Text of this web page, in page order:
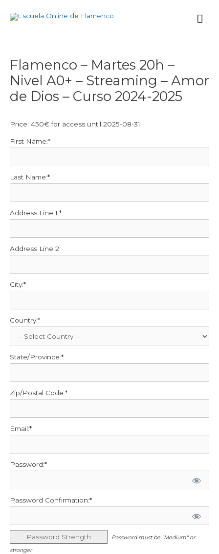
Flamenco – Martes 20h –
Nivel A0+ – Streaming – Amor
de Dios – Curso 2024-2025
Price: 450€ for access until 2025-08-31
First Name:*
Last Name:*
Address Line 1:*
Address Line 2:
City:*
Country:*
State/Province:*
Zip/Postal Code:*
Email:*
Password:*
Password Confirmation:*
Password Strength
Password must be "Medium" or
stronger
de
entradas